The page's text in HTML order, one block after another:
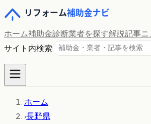
ホーム補助金診断業者を探す解説記事ニ
サイト内検索
ホーム
›長野県